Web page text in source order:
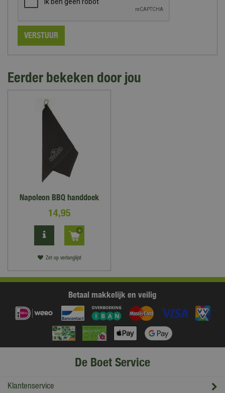
Eerder bekeken door jou
Napoleon BBQ handdoek
14,95
Zet op verlanglijst
Betaal makkelijk en veilig
De Boet Service
Klantenservice